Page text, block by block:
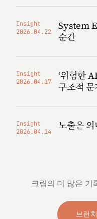
Insight
2026.04.22
System
순간
Insight
2026.04.17
‘위험한
구조적 문
Insight
2026.04.14
노출은
크림의 더 많은 기
브런